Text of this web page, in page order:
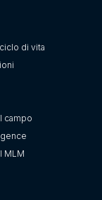
di vita
campo
MLM